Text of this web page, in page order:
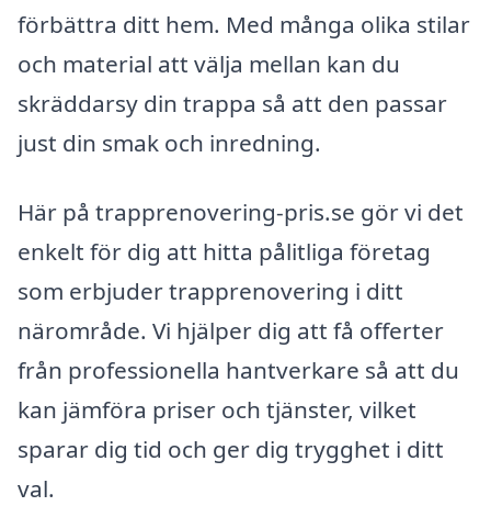
förbättra ditt hem. Med många olika stilar
och material att välja mellan kan du
skräddarsy din trappa så att den passar
just din smak och inredning.
Här på trapprenovering-pris.se gör vi det
enkelt för dig att hitta pålitliga företag
som erbjuder trapprenovering i ditt
närområde. Vi hjälper dig att få offerter
från professionella hantverkare så att du
kan jämföra priser och tjänster, vilket
sparar dig tid och ger dig trygghet i ditt
val.